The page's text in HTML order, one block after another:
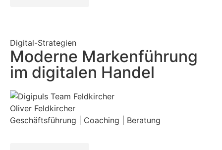
Digital-Strategien
Moderne Markenführung
im digitalen Handel
Oliver Feldkircher
Geschäftsführung | Coaching | Beratung